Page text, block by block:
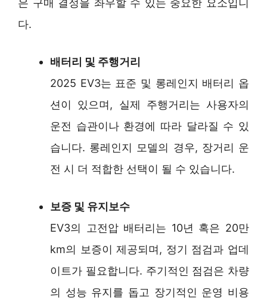
은 구매 결정을 좌우할 수 있는 중요한 요소입니
다.
배터리 및 주행거리
2025 EV3는 표준 및 롱레인지 배터리 옵
션이 있으며, 실제 주행거리는 사용자의
운전 습관이나 환경에 따라 달라질 수 있
습니다. 롱레인지 모델의 경우, 장거리 운
전 시 더 적합한 선택이 될 수 있습니다.
보증 및 유지보수
EV3의 고전압 배터리는 10년 혹은 20만
km의 보증이 제공되며, 정기 점검과 업데
이트가 필요합니다. 주기적인 점검은 차량
의 성능 유지를 돕고 장기적인 운영 비용